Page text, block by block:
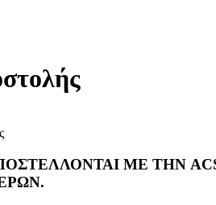
ΜΕ ΤΗΝ